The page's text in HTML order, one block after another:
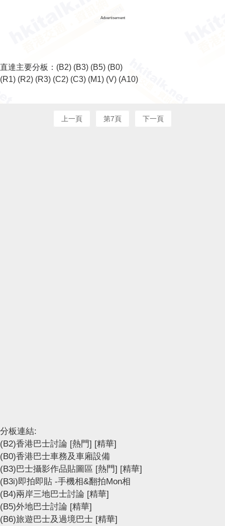
Advertisement
直達主要分板： (B2) (B3) (B5) (B0)
(R1) (R2) (R3) (C2) (C3) (M1) (V) (A10)
上一頁 第7頁 下一頁
分板連結:
(B2)香港巴士討論 [熱門] [精華]
(B0)香港巴士車務及車廂設備
(B3)巴士攝影作品貼圖區 [熱門] [精華]
(B3i)即拍即貼 -手機相&翻拍Mon相
(B4)兩岸三地巴士討論 [精華]
(B5)外地巴士討論 [精華]
(B6)旅遊巴士及過境巴士 [精華]